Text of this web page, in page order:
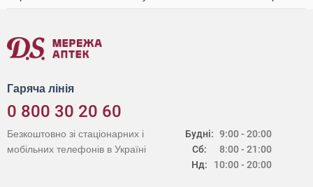
Гаряча лінія
0 800 30 20 60
Будні:
Сб:
Нд:
9:00 - 20:00
8:00 - 21:00
10:00 - 20:00
Безкоштовно зі стаціонарних і
мобільних телефонів в Україні